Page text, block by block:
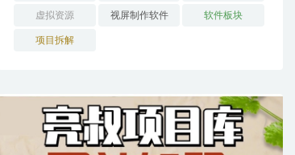
虚拟资源 视屏制作软件 软件板块
项目拆解